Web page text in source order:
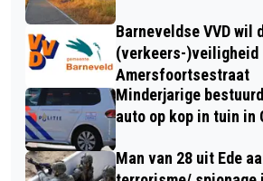
Barneveldse VVD wil
(verkeers-)veiligheid
Amersfoortsestraat
Minderjarige
auto op kop in tuin in
Man van 28 uit Ede